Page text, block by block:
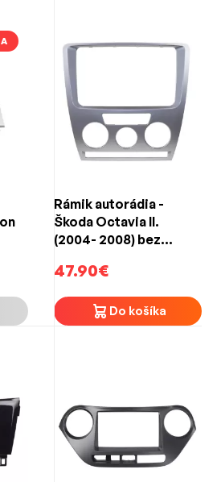
Rámik autorádia -
Škoda Octavia II.
(2004- 2008) bez
strieborný
47.90€
Do košíka